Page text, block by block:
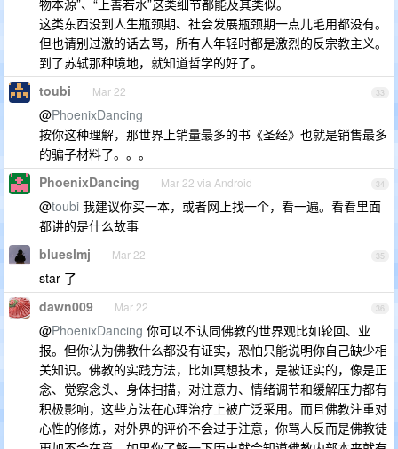
物本源”、“上善若水”这类细节都能及其类似。
这类东西没到人生瓶颈期、社会发展瓶颈期一点儿毛用都没有。
但也请别过激的话去骂，所有人年轻时都是激烈的反宗教主义。
到了苏轼那种境地，就知道哲学的好了。
33
toubi Mar 22
@PhoenixDancing
按你这种理解，那世界上销量最多的书《圣经》也就是销售最多
的骗子材料了。。。
34
PhoenixDancing Mar 22 via Android
@toubi 我建议你买一本，或者网上找一个，看一遍。看看里面
都讲的是什么故事
35
blueslmj Mar 22
star 了
36
dawn009 Mar 22
@PhoenixDancing 你可以不认同佛教的世界观比如轮回、业
报。但你认为佛教什么都没有证实，恐怕只能说明你自己缺少相
关知识。佛教的实践方法，比如冥想技术，是被证实的，像是正
念、觉察念头、身体扫描，对注意力、情绪调节和缓解压力都有
积极影响，这些方法在心理治疗上被广泛采用。而且佛教注重对
心性的修炼，对外界的评价不会过于注意，你骂人反而是佛教徒